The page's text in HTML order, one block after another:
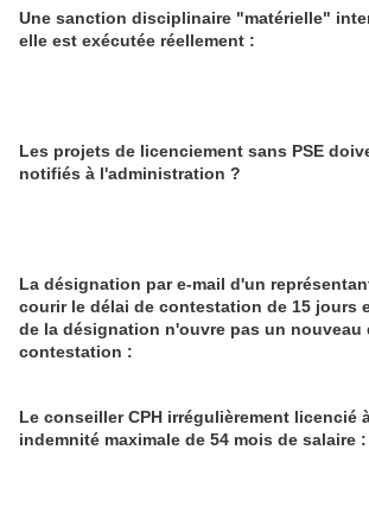
Une sanction disciplinaire "matérielle"
elle est exécutée réellement :
Les projets de licenciement sans PSE
notifiés à l'administration ?
La désignation par e-mail d'un
courir le délai de contestation de 15 jours
de la désignation n'ouvre pas un nouveau
contestation :
Le conseiller CPH irrégulièrement licencié
indemnité maximale de 54 mois de salaire :